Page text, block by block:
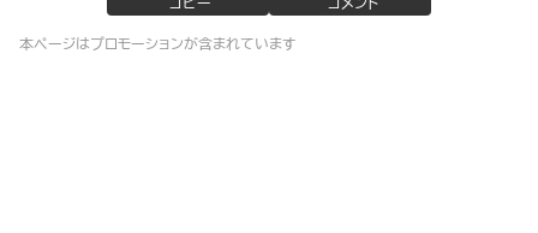
本ページはプロモーションが含まれています